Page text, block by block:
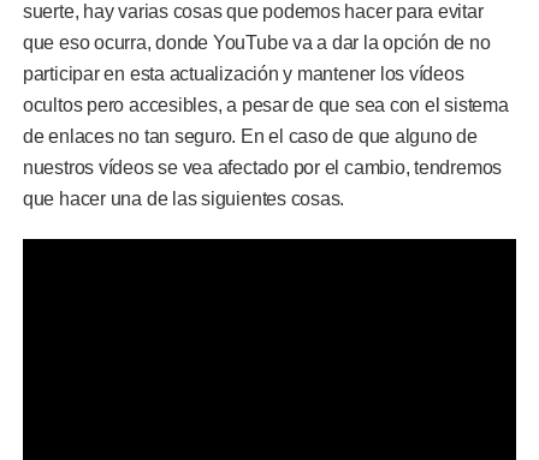
suerte, hay varias cosas que podemos hacer para evitar
que eso ocurra, donde YouTube va a dar la opción de no
participar en esta actualización y mantener los vídeos
ocultos pero accesibles, a pesar de que sea con el sistema
de enlaces no tan seguro. En el caso de que alguno de
nuestros vídeos se vea afectado por el cambio, tendremos
que hacer una de las siguientes cosas.